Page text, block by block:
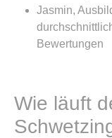
Jasmin,
Bewertungen
Wie läuft